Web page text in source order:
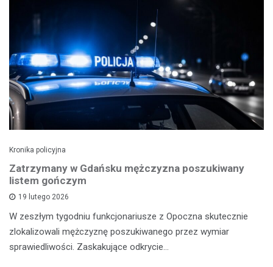
Kronika policyjna
Zatrzymany w Gdańsku mężczyzna poszukiwany
listem gończym
19 lutego 2026
W zeszłym tygodniu funkcjonariusze z Opoczna skutecznie
zlokalizowali mężczyznę poszukiwanego przez wymiar
sprawiedliwości. Zaskakujące odkrycie…